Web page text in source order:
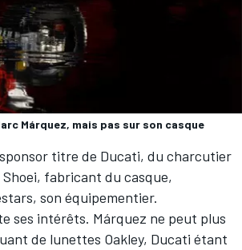
Márquez, mais pas sur son casque
titre de Ducati, du charcutier
fabricant du casque,
son équipementier.
ses intérêts. Márquez ne peut plus
de lunettes Oakley, Ducati étant